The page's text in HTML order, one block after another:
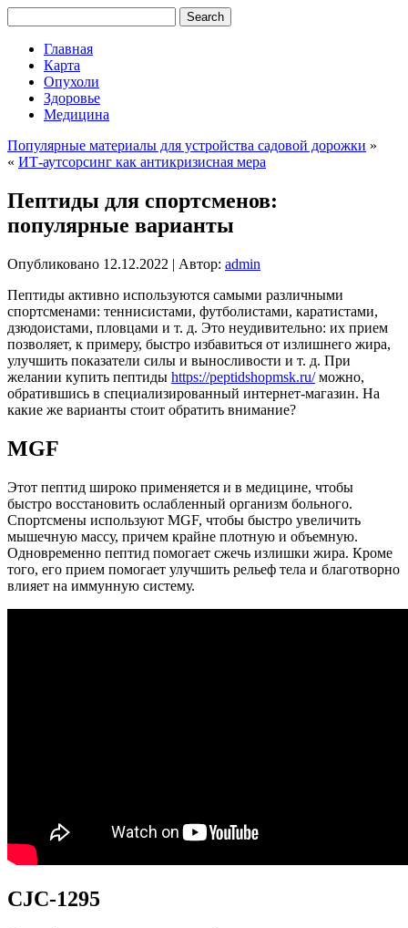
Главная
Карта
Опухоли
Здоровье
Медицина
Популярные материалы для устройства садовой дорожки »
« ИТ-аутсорсинг как антикризисная мера
Пептиды для спортсменов:
популярные варианты
Опубликовано 12.12.2022 | Автор: admin
Пептиды активно используются самыми различными
спортсменами: теннисистами, футболистами, каратистами,
дзюдоистами, пловцами и т. д. Это неудивительно: их прием
позволяет, к примеру, быстро избавиться от излишнего жира,
улучшить показатели силы и выносливости и т. д. При
желании купить пептиды https://peptidshopmsk.ru/можно,
обратившись в специализированный интернет-магазин. На
какие же варианты стоит обратить внимание?
MGF
Этот пептид широко применяется и в медицине, чтобы
быстро восстановить ослабленный организм больного.
Спортсмены используют MGF, чтобы быстро увеличить
мышечную массу, причем крайне плотную и объемную.
Одновременно пептид помогает сжечь излишки жира. Кроме
того, его прием помогает улучшить рельеф тела и благотворно
влияет на иммунную систему.
CJC-1295